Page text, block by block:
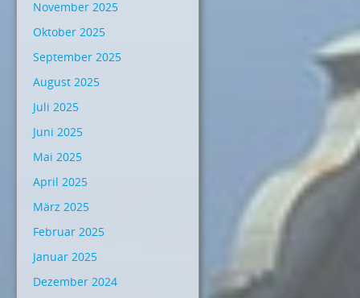
November 2025
Oktober 2025
September 2025
August 2025
Juli 2025
Juni 2025
Mai 2025
April 2025
März 2025
Februar 2025
Januar 2025
Dezember 2024